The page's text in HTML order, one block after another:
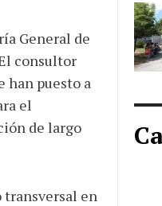
General de
consultor
han puesto a
el
de largo
en